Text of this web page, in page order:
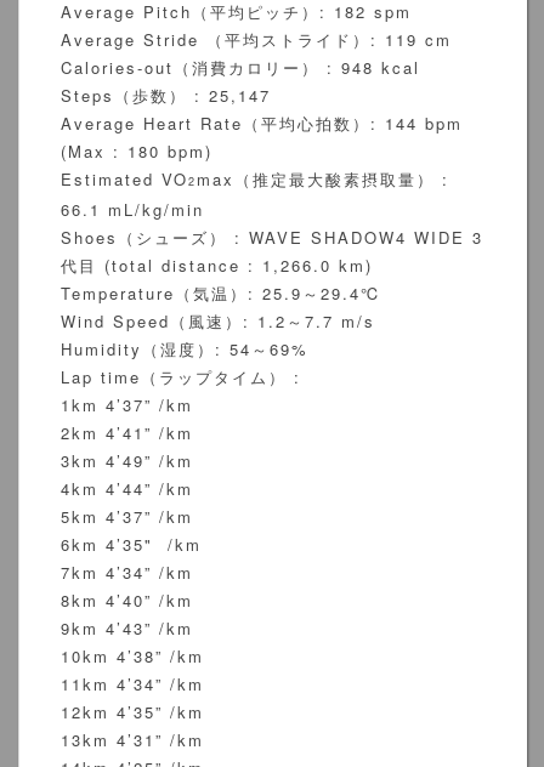
Average Pitch（平均ピッチ）: 182 spm
Average Stride （平均ストライド）: 119 cm
Calories-out（消費カロリー） : 948 kcal
Steps（歩数） : 25,147
Average Heart Rate（平均心拍数）: 144 bpm
(Max : 180 bpm)
Estimated VO2 max（推定最大酸素摂取量） :
66.1 mL/kg/min
Shoes（シューズ） : WAVE SHADOW4 WIDE 3
代目 (total distance : 1,266.0 km)
Temperature（気温）: 25.9～29.4℃
Wind Speed（風速）: 1.2～7.7 m/s
Humidity（湿度）: 54～69%
Lap time（ラップタイム） :
1km 4’37” /km
2km 4’41” /km
3km 4’49” /km
4km 4’44” /km
5km 4’37” /km
6km 4’35" /km
7km 4’34” /km
8km 4’40” /km
9km 4’43” /km
10km 4’38” /km
11km 4’34” /km
12km 4’35” /km
13km 4’31” /km